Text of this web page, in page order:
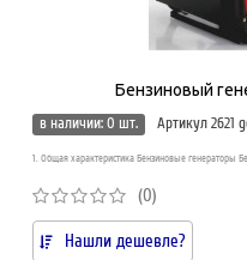
Бензиновый
в наличии: 0 шт.
Артикул 2621
1. Общая характеристика Бензиновые генераторы
(0)
Нашли дешевле?